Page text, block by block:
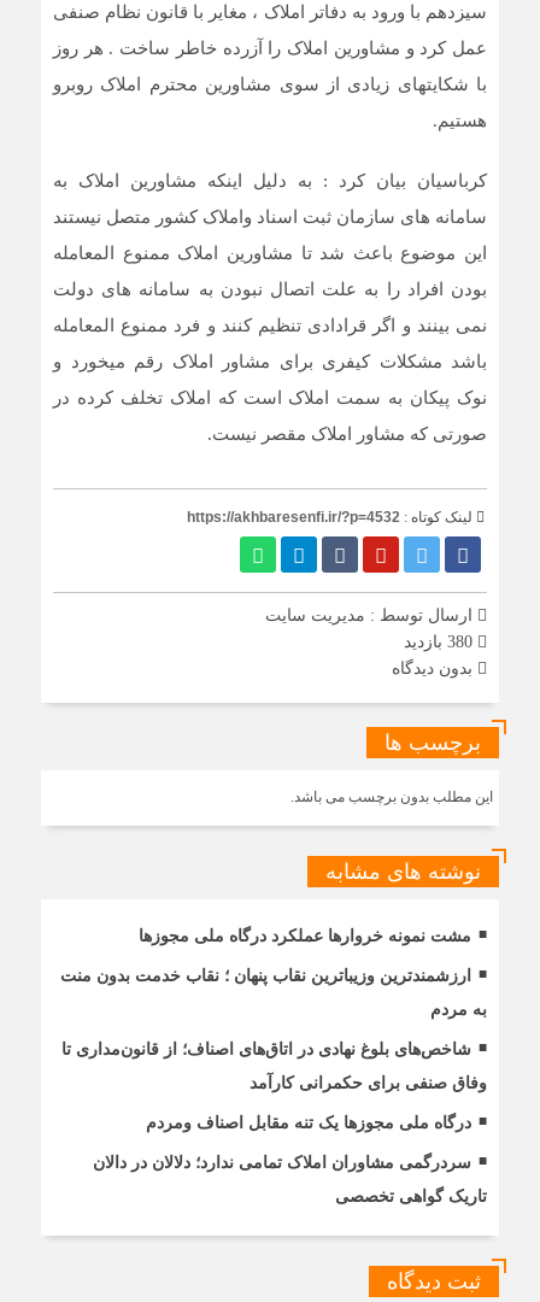
سیزدهم با ورود به دفاتر املاک ، مغایر با قانون نظام صنفی
عمل کرد و مشاورین املاک را آزرده خاطر ساخت . هر روز
با شکایتهای زیادی از سوی مشاورین محترم املاک روبرو
هستیم.
کرباسیان بیان کرد : به دلیل اینکه مشاورین املاک به
سامانه های سازمان ثبت اسناد واملاک کشور متصل نیستند
این موضوع باعث شد تا مشاورین املاک ممنوع المعامله
بودن افراد را به علت اتصال نبودن به سامانه های دولت
نمی بینند و اگر قرادادی تنظیم کنند و فرد ممنوع المعامله
باشد مشکلات کیفری برای مشاور املاک رقم میخورد و
نوک پیکان به سمت املاک است که املاک تخلف کرده در
صورتی که مشاور املاک مقصر نیست.
لینک کوتاه : https://akhbaresenfi.ir/?p=4532
ارسال توسط : مدیریت سایت
بدون دیدگاه
برچسب ها
این مطلب بدون برچسب می باشد.
نوشته های مشابه
مشت نمونه خروارها عملکرد درگاه ملی مجوزها
ارزشمندترین وزیباترین نقاب پنهان ؛ نقاب خدمت بدون منت
به مردم
شاخص‌های بلوغ نهادی در اتاق‌های اصناف؛ از قانون‌مداری تا
وفاق صنفی برای حکمرانی کارآمد
درگاه ملی مجوزها یک تنه مقابل اصناف ومردم
سردرگمی مشاوران املاک تمامی ندارد؛ دلالان در دالان
تاریک گواهی تخصصی
ثبت دیدگاه